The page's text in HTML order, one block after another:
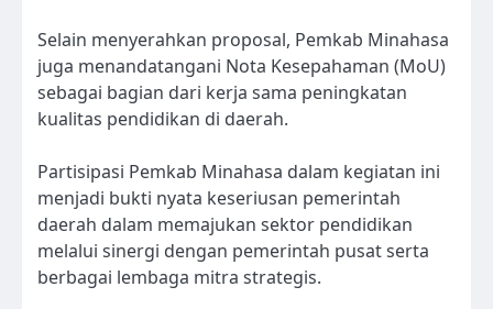
Selain menyerahkan proposal, Pemkab Minahasa
juga menandatangani Nota Kesepahaman (MoU)
sebagai bagian dari kerja sama peningkatan
kualitas pendidikan di daerah.
Partisipasi Pemkab Minahasa dalam kegiatan ini
menjadi bukti nyata keseriusan pemerintah
daerah dalam memajukan sektor pendidikan
melalui sinergi dengan pemerintah pusat serta
berbagai lembaga mitra strategis.